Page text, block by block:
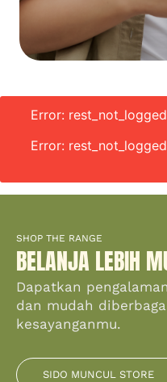
Error:
Error:
SHOP THE RANGE
BELANJA LEBIH
Dapatkan
dan mudah
kesayanganmu.
SIDO MUNCUL STORE